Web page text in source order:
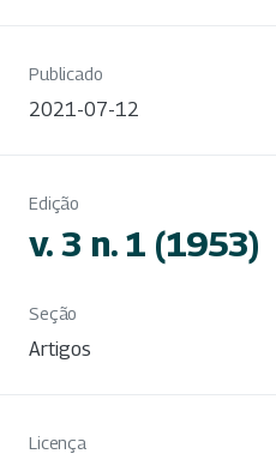
Publicado
2021-07-12
Edição
v. 3 n. 1 (1953)
Seção
Artigos
Licença